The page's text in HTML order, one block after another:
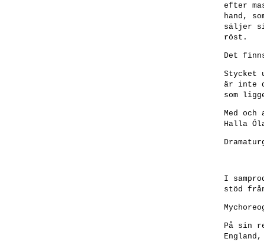
efter
hand,
säljer
röst.
Det
Stycket
är inte
som
Med och
Halla
I
stöd
På sin